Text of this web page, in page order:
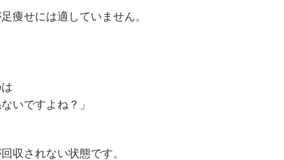
痩せには適していません。
いですよね？」
収されない状態です。